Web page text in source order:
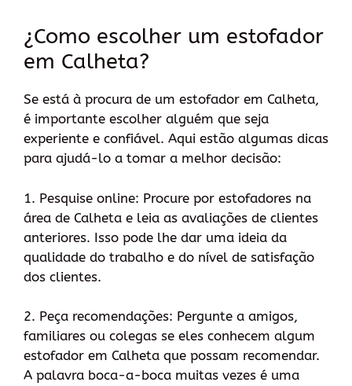
¿Como escolher um estofador
em Calheta?
Se está à procura de um estofador em Calheta,
é importante escolher alguém que seja
experiente e confiável. Aqui estão algumas dicas
para ajudá-lo a tomar a melhor decisão:
1. Pesquise online: Procure por estofadores na
área de Calheta e leia as avaliações de clientes
anteriores. Isso pode lhe dar uma ideia da
qualidade do trabalho e do nível de satisfação
dos clientes.
2. Peça recomendações: Pergunte a amigos,
familiares ou colegas se eles conhecem algum
estofador em Calheta que possam recomendar.
A palavra boca-a-boca muitas vezes é uma